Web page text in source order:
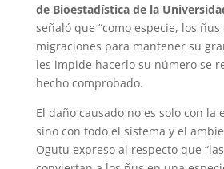
de Bioestadística de la
señaló que “como especie, los
migraciones para mantener su
les impide hacerlo su número se
hecho comprobado.
El daño causado no es solo con la
sino con todo el sistema y el
Ogutu expreso al respecto que